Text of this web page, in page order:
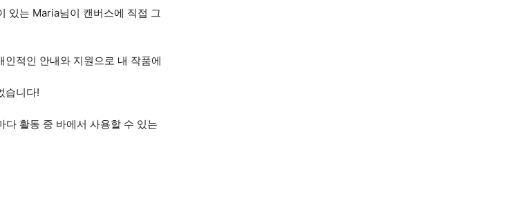
있는 Maria님이 캔버스에 직접 그
적인 안내와 지원으로 내 작품에
습니다!
활동 중 바에서 사용할 수 있는